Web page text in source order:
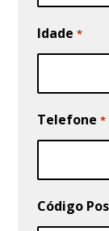
Idade *
Telefone *
Código